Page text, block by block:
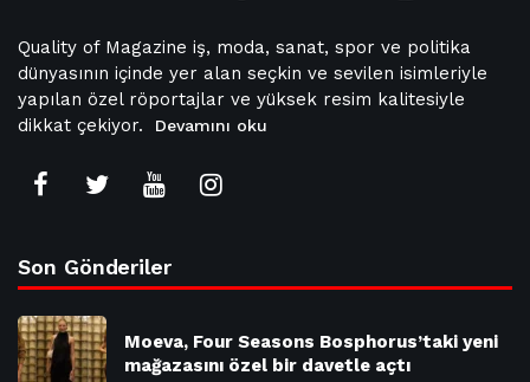
Quality of Magazine iş, moda, sanat, spor ve politika
dünyasının içinde yer alan seçkin ve sevilen isimleriyle
yapılan özel röportajlar ve yüksek resim kalitesiyle
dikkat çekiyor.
Devamını oku
Son Gönderiler
Moeva, Four Seasons Bosphorus’taki yeni
mağazasını özel bir davetle açtı